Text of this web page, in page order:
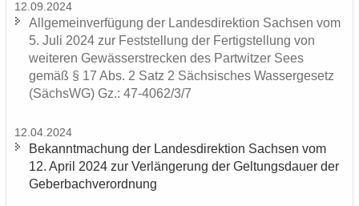
12.09.2024
All­ge­mein­ver­fü­gung der Lan­des­di­rek­ti­on Sach­sen vom
5. Juli 2024 zur Fest­stel­lung der Fer­tig­stel­lung von
wei­te­ren Ge­wäs­ser­stre­cken des Part­wit­zer Sees
gemäß § 17 Abs. 2 Satz 2 Säch­si­sches Was­ser­ge­setz
(SächsWG) Gz.: 47-4062/3/7
12.04.2024
Be­kannt­ma­chung der Lan­des­di­rek­ti­on Sach­sen vom
12. April 2024 zur Ver­län­ge­rung der Gel­tungs­dau­er der
Ge­ber­bach­ver­ord­nung